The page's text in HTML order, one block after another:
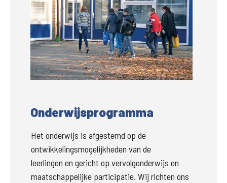
Onderwijsprogramma
Het onderwijs is afgestemd op de
ontwikkelingsmogelijkheden van de
leerlingen en gericht op vervolgonderwijs en
maatschappelijke participatie. Wij richten ons